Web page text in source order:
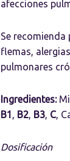
afecciones
Se
flemas,
pulmonares
Ingredientes:
B1 , B2, B3, C,
Dosificación